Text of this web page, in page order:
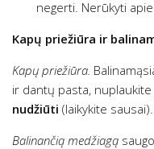
negerti. Nerūkyti apie
Kapų priežiūra ir
Kapų priežiūra.
ir dantų pasta,
nudžiūti (laikykite sausai).
Balinančią medžiagą